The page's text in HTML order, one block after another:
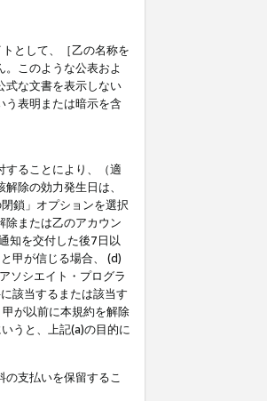
として、［乙の名称を
このような公表およ
式な文書を表示しない
う表明または暗示を含
することにより、（適
除の効力発生日は、
鎖」オプションを選択
除または乙のアカウン
知を交付した後7日以
甲が信じる場合、 (d)
ソシエイト・プログラ
該当するまたは該当す
が以前に本規約を解除
うと、上記(a)の目的に
支払いを保留するこ